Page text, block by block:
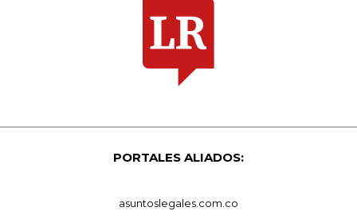
PORTALES ALIADOS:
asuntoslegales.com.co